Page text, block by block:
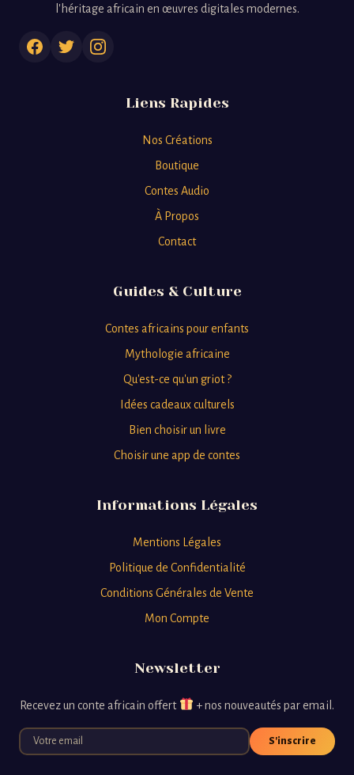
l'héritage africain en œuvres digitales modernes.
Liens Rapides
Nos Créations
Boutique
Contes Audio
À Propos
Contact
Guides & Culture
Contes africains pour enfants
Mythologie africaine
Qu'est-ce qu'un griot ?
Idées cadeaux culturels
Bien choisir un livre
Choisir une app de contes
Informations Légales
Mentions Légales
Politique de Confidentialité
Conditions Générales de Vente
Mon Compte
Newsletter
Recevez un conte africain offert + nos nouveautés par email.
S'inscrire